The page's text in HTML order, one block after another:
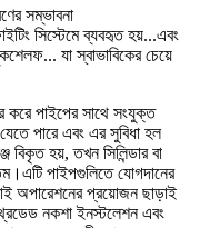
সম্ভাবনা
সিস্টেমে ব্যবহৃত হয়...এবং
যা স্বাভাবিকের চেয়ে
করে পাইপের সাথে সংযুক্ত
পারে এবং এর সুবিধা হল
হয়, তখন সিলিন্ডার বা
পাইপগুলিতে যোগদানের
অপারেশনের প্রয়োজন ছাড়াই
নকশা ইনস্টলেশন এবং